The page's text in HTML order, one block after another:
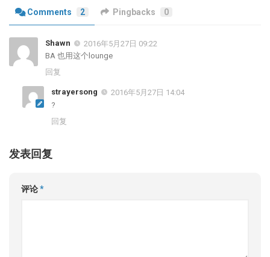
Comments 2 Pingbacks 0
Shawn
2016年5月27日 09:22
BA 也用这个lounge
回复
strayersong
2016年5月27日 14:04
?
回复
发表回复
评论*